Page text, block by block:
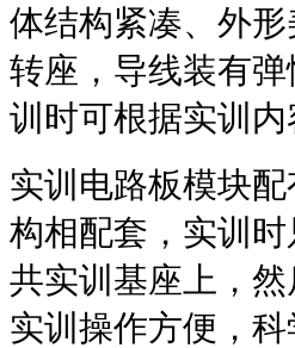
体结构紧凑、外
转座，导线装有
训时可根据实训
实训电路板模块
构相配套，实训
共实训基座上，
实训操作方便，科